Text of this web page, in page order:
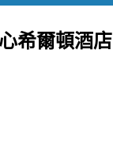
希爾頓酒店